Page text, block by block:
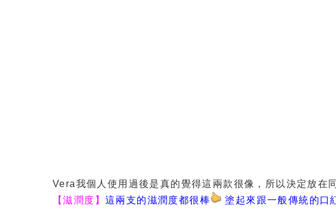
Vera我個人使用過後是真的覺得這兩款很像，所以決定放在
【滋潤度】 這兩支的滋潤度都很棒
塗起來跟一般傳統的口